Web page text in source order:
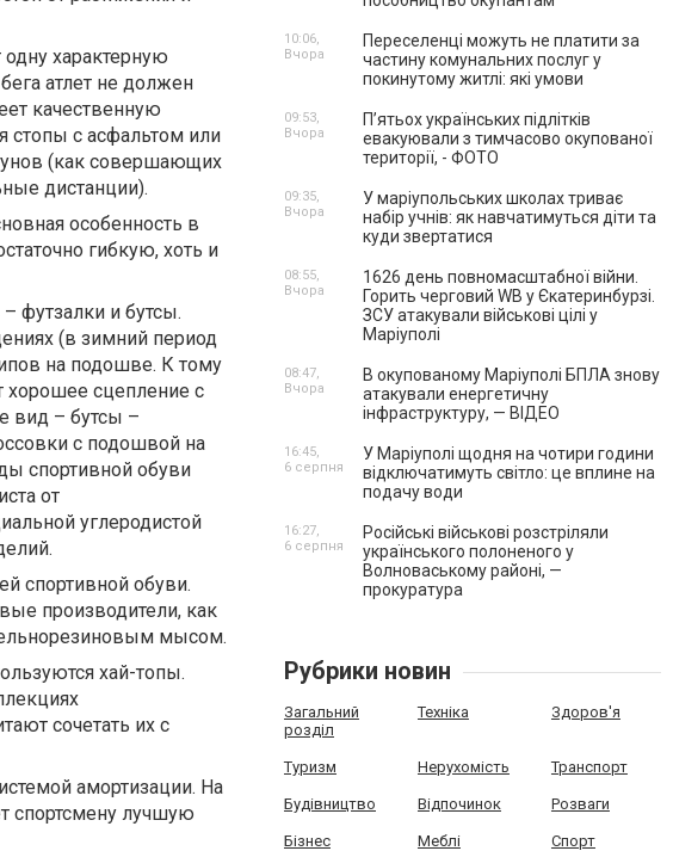
характерную
атлет не должен
качественную
стопы с асфальтом или
(как совершающих
дистанции).
особенность в
гибкую, хоть и
футзалки и бутсы.
(в зимний период
на подошве. К тому
хорошее сцепление с
вид – бутсы –
с подошвой на
спортивной обуви
от
углеродистой
спортивной обуви.
производители, как
мысом.
хай-топы.
сочетать их с
амортизации. На
спортсмену лучшую
Переселенці можуть не платити за
частину комунальних послуг у
покинутому житлі: які умови
10:06,
Вчора
П’ятьох українських підлітків
евакуювали з тимчасово окупованої
території, - ФОТО
09:53,
Вчора
У маріупольських школах триває
набір учнів: як навчатимуться діти та
куди звертатися
09:35,
Вчора
1626 день повномасштабної війни.
Горить черговий WB у Єкатеринбурзі.
ЗСУ атакували військові цілі у
Маріуполі
08:55,
Вчора
В окупованому Маріуполі БПЛА знову
атакували енергетичну
інфраструктуру, — ВІДЕО
08:47,
Вчора
У Маріуполі щодня на чотири години
відключатимуть світло: це вплине на
подачу води
16:45,
6 серпня
Російські військові розстріляли
українського полоненого у
Волноваському районі, —
прокуратура
16:27,
6 серпня
Рубрики новин
Загальний
розділ
Техніка Здоров'я
Туризм Нерухомість Транспорт
Будівництво Відпочинок Розваги
Бізнес Меблі Спорт